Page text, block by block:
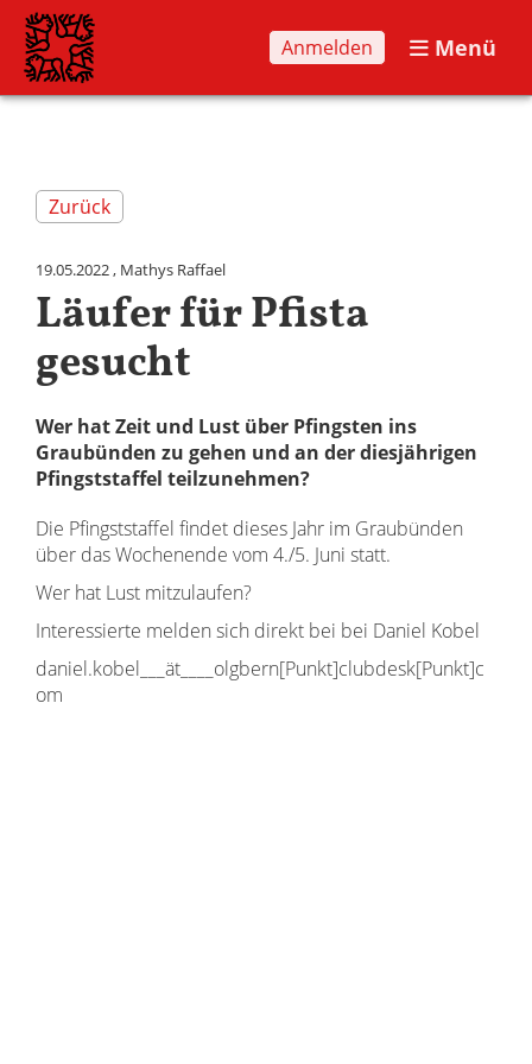
Anmelden Menü
Zurück
19.05.2022, Mathys Raffael
Läufer für Pfista
gesucht
Wer hat Zeit und Lust über Pfingsten ins
Graubünden zu gehen und an der diesjährigen
Pfingststaffel teilzunehmen?
Die Pfingststaffel findet dieses Jahr im Graubünden
über das Wochenende vom 4./5. Juni statt.
Wer hat Lust mitzulaufen?
Interessierte melden sich direkt bei bei Daniel Kobel
daniel.kobel___ät____olgbern[Punkt]clubdesk[Punkt]c
om